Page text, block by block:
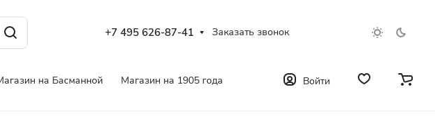
+7 495 626-87-41 Заказать звонок
на Басманной Магазин на 1905 года Войти